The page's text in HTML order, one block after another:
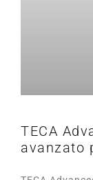
TECA
avanzato